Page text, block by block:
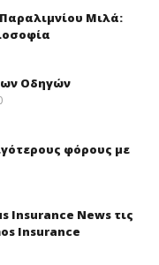
Μιλά:
Οδηγών
φόρους με
Insurance News τις
Insurance